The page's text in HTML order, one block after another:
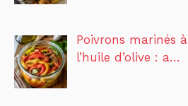
Poivrons marinés à
l’huile d’olive : a…